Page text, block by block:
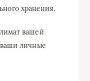
хранения.
вашей
ваши личные